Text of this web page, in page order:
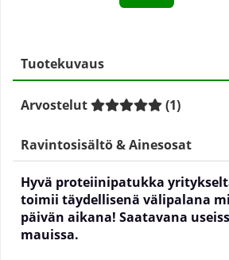
Tuotekuvaus
Arvostelut (1)
Ravintosisältö & Ainesosat
Hyvä proteiinipatukka
toimii täydellisenä välipalana
päivän aikana! Saatavana
mauissa.